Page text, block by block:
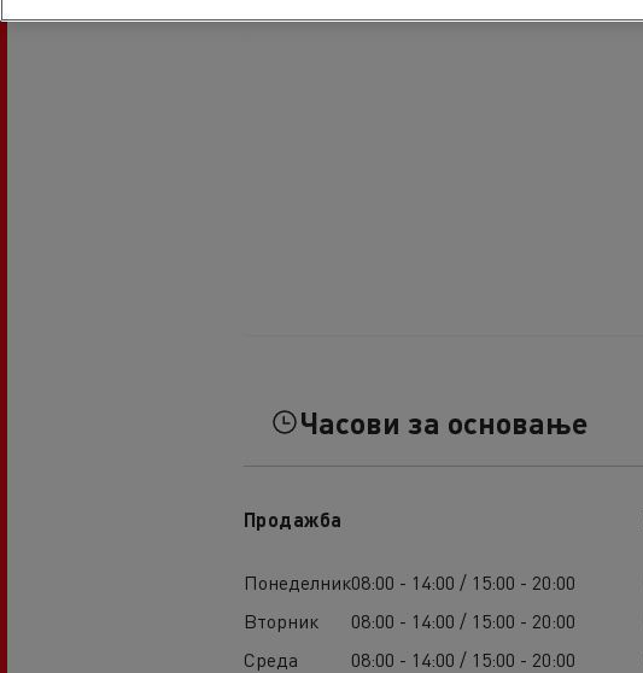
Часови за основање
Продажба
Понеделник08:00 - 14:00 / 15:00 - 20:00
Вторник
08:00 - 14:00 / 15:00 - 20:00
Среда
08:00 - 14:00 / 15:00 - 20:00